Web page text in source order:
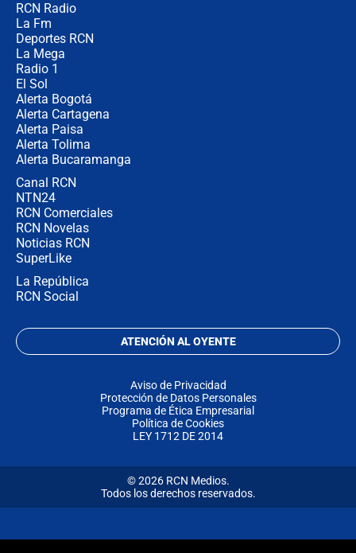
RCN Radio
La Fm
Deportes RCN
La Mega
Radio 1
El Sol
Alerta Bogotá
Alerta Cartagena
Alerta Paisa
Alerta Tolima
Alerta Bucaramanga
Canal RCN
NTN24
RCN Comerciales
RCN Novelas
Noticias RCN
SuperLike
La República
RCN Social
ATENCIÓN AL OYENTE
Aviso de Privacidad
Protección de Datos Personales
Programa de Ética Empresarial
Política de Cookies
LEY 1712 DE 2014
© 2026 RCN Medios.
Todos los derechos reservados.